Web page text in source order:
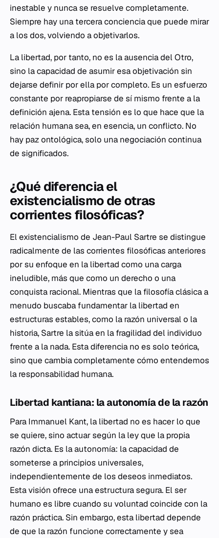
inestable y nunca se resuelve completamente.
Siempre hay una tercera conciencia que puede mirar
a los dos, volviendo a objetivarlos.
La libertad, por tanto, no es la ausencia del Otro,
sino la capacidad de asumir esa objetivación sin
dejarse definir por ella por completo. Es un esfuerzo
constante por reapropiarse de sí mismo frente a la
definición ajena. Esta tensión es lo que hace que la
relación humana sea, en esencia, un conflicto. No
hay paz ontológica, solo una negociación continua
de significados.
¿Qué diferencia el
existencialismo de otras
corrientes filosóficas?
El existencialismo de Jean-Paul Sartre se distingue
radicalmente de las corrientes filosóficas anteriores
por su enfoque en la libertad como una carga
ineludible, más que como un derecho o una
conquista racional. Mientras que la filosofía clásica a
menudo buscaba fundamentar la libertad en
estructuras estables, como la razón universal o la
historia, Sartre la sitúa en la fragilidad del individuo
frente a la nada. Esta diferencia no es solo teórica,
sino que cambia completamente cómo entendemos
la responsabilidad humana.
Libertad kantiana: la autonomía de la razón
Para Immanuel Kant, la libertad no es hacer lo que
se quiere, sino actuar según la ley que la propia
razón dicta. Es la autonomía: la capacidad de
someterse a principios universales,
independientemente de los deseos inmediatos.
Esta visión ofrece una estructura segura. El ser
humano es libre cuando su voluntad coincide con la
razón práctica. Sin embargo, esta libertad depende
de que la razón funcione correctamente y sea